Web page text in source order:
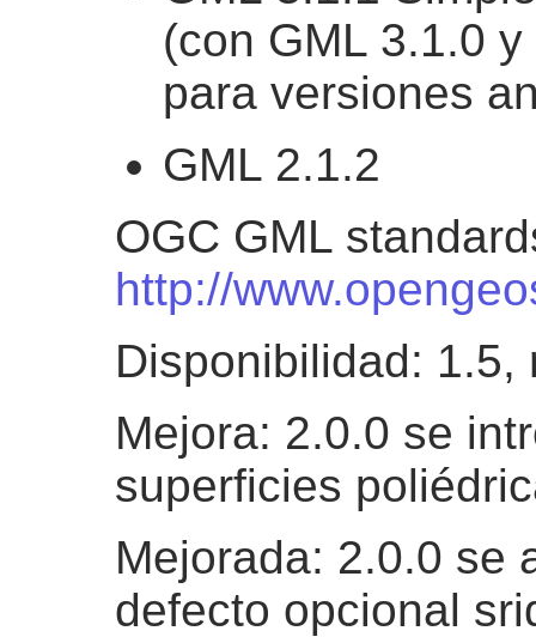
(con GML 3.1.0
para versiones
GML 2.1.2
OGC GML
http://
Disponibilidad: 1.5,
Mejora: 2.0.0 se
superficies
Mejorada: 2.0.0 se
defecto opcional